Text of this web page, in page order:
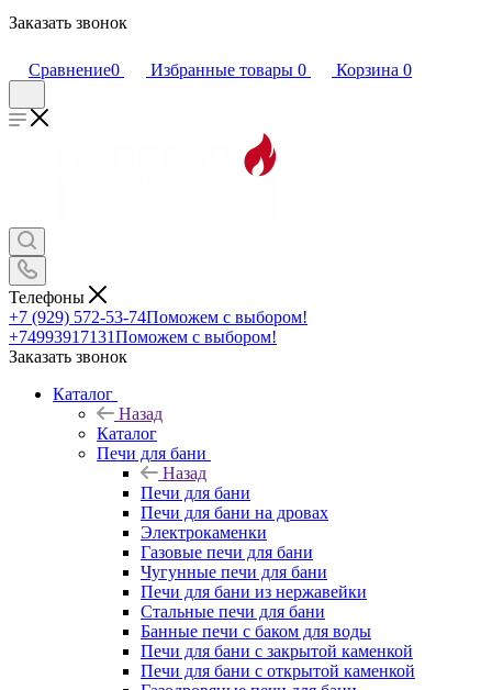
Заказать звонок
Сравнение0 Избранные товары 0 Корзина 0
Телефоны
+7 (929) 572-53-74Поможем с выбором!
+74993917131Поможем с выбором!
Заказать звонок
Каталог
Назад
Каталог
Печи для бани
Назад
Печи для бани
Печи для бани на дровах
Электрокаменки
Газовые печи для бани
Чугунные печи для бани
Печи для бани из нержавейки
Стальные печи для бани
Банные печи с баком для воды
Печи для бани с закрытой каменкой
Печи для бани с открытой каменкой